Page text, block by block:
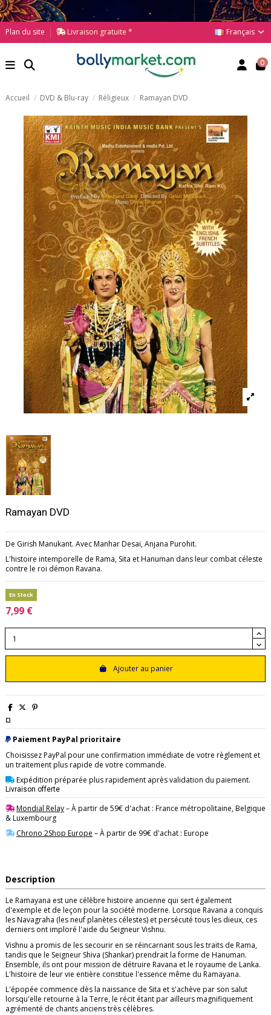
Plan du site Livraison gratuite * Français
0
Accueil DVD & Blu-ray Réligieux Ramayan DVD
Ramayan DVD
De Girish Manukant. Avec Manhar Desai, Anjana Purohit.
L'histoire intemporelle de Rama, Sita et Hanuman dans leur combat céleste
contre le roi démon Ravana.
En Stock
7,99 €
Ajouter au panier
¤
Paiement PayPal prioritaire
Choisissez PayPal pour une confirmation immédiate de votre règlement et
un traitement plus rapide de votre commande.
Expédition préparée plus rapidement après validation du paiement.
Livraison offerte
Mondial Relay– À partir de 59€ d'achat : France métropolitaine, Belgique
& Luxembourg
Chrono 2Shop Europe – À partir de 99€ d'achat : Europe
Description
Le Ramayana est une célèbre histoire ancienne qui sert également
d'exemple et de leçon pour la société moderne. Lorsque Ravana a conquis
les Navagraha (les neuf planètes célestes) et persécuté tous les dieux, ces
derniers ont imploré l'aide du Seigneur Vishnu.
Vishnu a promis de les secourir en se réincarnant sous les traits de Rama,
tandis que le Seigneur Shiva (Shankar) prendrait la forme de Hanuman.
Ensemble, ils ont pour mission de détruire Ravana et le royaume de Lanka.
L'histoire de leur vie entière constitue l'essence même du Ramayana.
L'épopée commence dès la naissance de Sita et s'achève par son salut
lorsqu'elle retourne à la Terre, le récit étant par ailleurs magnifiquement
agrémenté de chants anciens très célèbres.